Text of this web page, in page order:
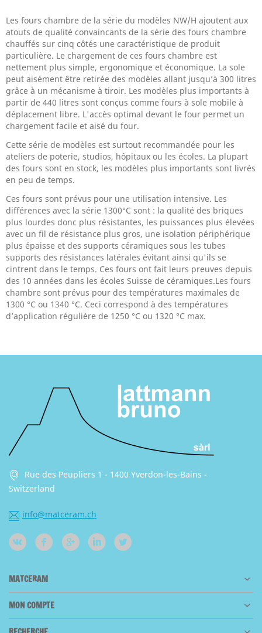
Les fours chambre de la série du modèles NW/H ajoutent aux
atouts de qualité convaincants de la série des fours chambre
chauffés sur cinq côtés une caractéristique de produit
particulière. Le chargement de ces fours chambre est
nettement plus simple, ergonomique et économique. La sole
peut aisément être retirée des modèles allant jusqu’à 300 litres
grâce à un mécanisme à tiroir. Les modèles plus importants à
partir de 440 litres sont conçus comme fours à sole mobile à
déplacement libre. L'accès optimal devant le four permet un
chargement facile et aisé du four.
Cette série de modèles est surtout recommandée pour les
ateliers de poterie, studios, hôpitaux ou les écoles. La plupart
des fours sont en stock, les modèles plus importants sont livrés
en peu de temps.
Ces fours sont prévus pour une utilisation intensive. Les
différences avec la série 1300°C sont : la qualité des briques
plus lourdes donc plus résistantes, les puissances plus élevées
avec un fil de résistance plus gros, une isolation périphérique
plus épaisse et des supports céramiques sous les tubes
supports des résistances latérales évitant ainsi qu'ils se
cintrent dans le temps. Ces fours ont fait leurs preuves depuis
des 10 années dans les écoles Suisse de céramiques.Les fours
chambre sont prévus pour des températures maximales de
1300 °C ou 1340 °C. Ceci correspond à des températures
d’application régulière de 1250 °C ou 1320 °C max.
Rue des Peupliers 1 - 1400 Yverdon-les-Bains -
Switzerland
info@matceram.ch
MATCERAM
MON COMPTE